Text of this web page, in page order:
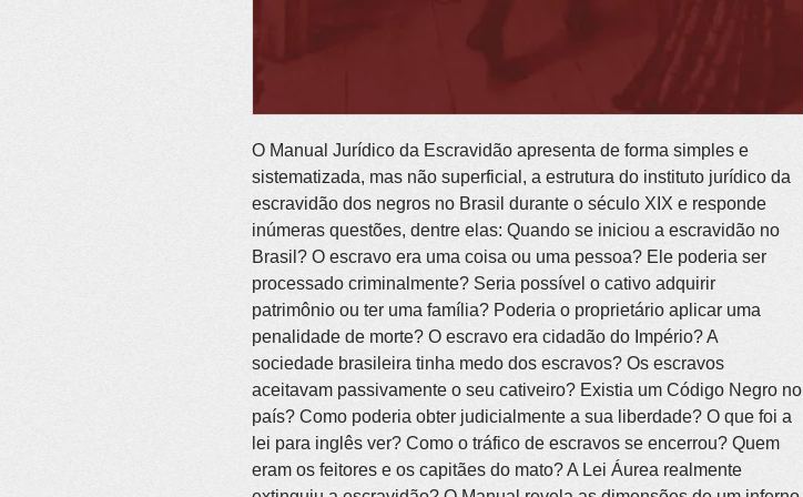
O Manual Jurídico da Escravidão apresenta de forma simples e
sistematizada, mas não superficial, a estrutura do instituto jurídico da
escravidão dos negros no Brasil durante o século XIX e responde
inúmeras questões, dentre elas: Quando se iniciou a escravidão no
Brasil? O escravo era uma coisa ou uma pessoa? Ele poderia ser
processado criminalmente? Seria possível o cativo adquirir
patrimônio ou ter uma família? Poderia o proprietário aplicar uma
penalidade de morte? O escravo era cidadão do Império? A
sociedade brasileira tinha medo dos escravos? Os escravos
aceitavam passivamente o seu cativeiro? Existia um Código Negro no
país? Como poderia obter judicialmente a sua liberdade? O que foi a
lei para inglês ver? Como o tráfico de escravos se encerrou? Quem
eram os feitores e os capitães do mato? A Lei Áurea realmente